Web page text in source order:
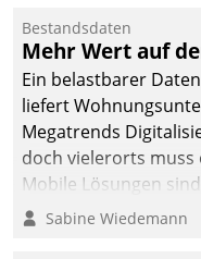
Datatrain. Die meravis
Wohnungsbau- und
Immobilien GmbH
sich dabei für den
der Lösung über die
Cloud Platform
entschieden - als
Unternehmen am
Bestandsdaten
Mehr Wert auf
Ein belastbarer
liefert
Megatrends
doch vielerorts
Mobile Lösungen
Sabine Wiedemann